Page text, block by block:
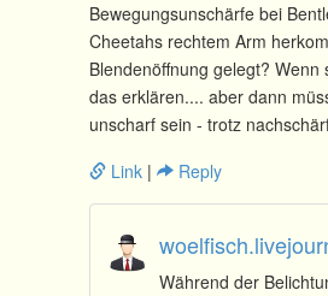
Bewegungsunschärfe bei
Cheetahs rechtem Arm
Blendenöffnung gelegt?
das erklären.... aber dann
unscharf sein - trotz
Link | Reply
Während der